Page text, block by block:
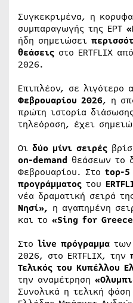
Συγκεκριμένα, η
συμπαραγωγής της ΕΡΤ
ήδη σημειώσει
θεάσεις στο ERTFLIX
2026.
Επιπλέον, σε λιγότερο
Φεβρουαρίου 2026, η
πρώτη ιστορία
τηλεόραση, έχει
Οι δύο μίνι σειρές
on-demand θεάσεων το
Φεβρουαρίου. Στο top-5
προγράμματος του
νέα δραματική σειρά
Νησί», η αγαπημένη
και το «Sing for
Στο live πρόγραμμα
2026, στο ERTFLIX, την
Τελικός του Κυπέλλου
την αναμέτρηση
Συνολικά η τελική